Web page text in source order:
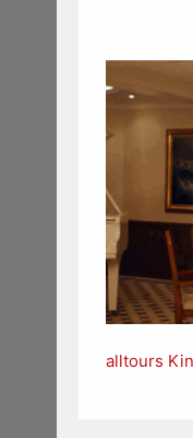
alltours